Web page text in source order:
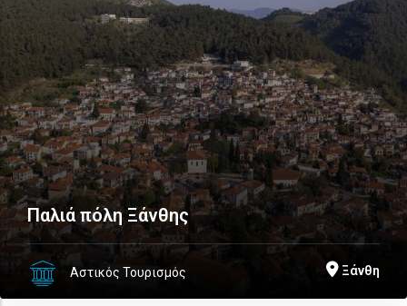
Παλιά πόλη Ξάνθης
Αστικός Τουρισμός Ξάνθη